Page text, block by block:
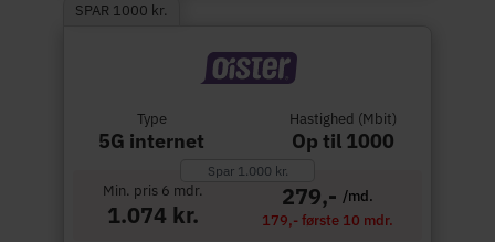
SPAR 1000 kr.
Type
5G internet
Hastighed (Mbit)
Op til 1000
Spar 1.000 kr.
Min. pris 6 mdr.
1.074 kr.
279,- /md.
179,- første 10 mdr.